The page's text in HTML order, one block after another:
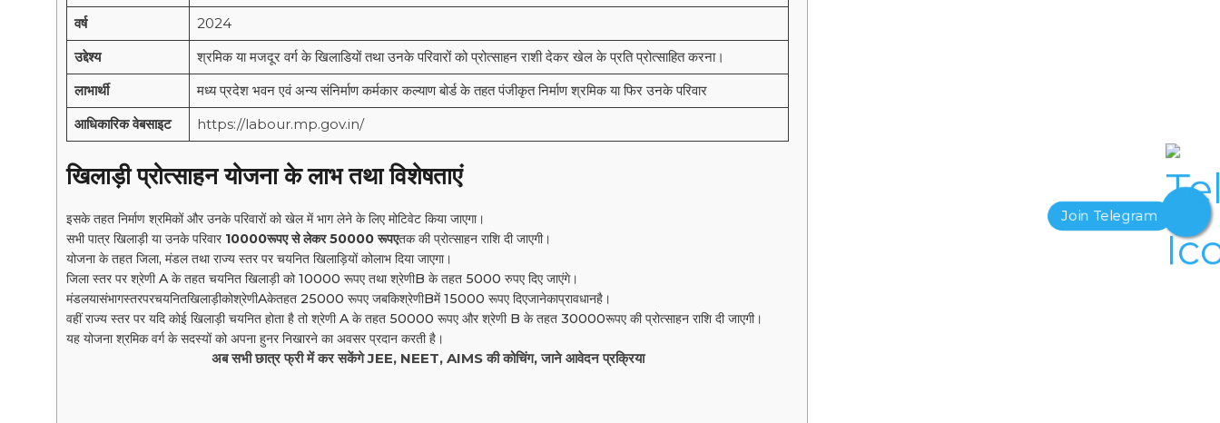
वर्ष
2024
उद्देश्य
श्रमिक या मजदूर वर्ग के खिलाडियों तथा उनके परिवारों को प्रोत्साहन राशी देकर खेल के प्रति प्रोत्साहित करना।
लाभार्थी
मध्य प्रदेश भवन एवं अन्य संनिर्माण कर्मकार कल्याण बोर्ड के तहत पंजीकृत निर्माण श्रमिक या फिर उनके परिवार
आधिकारिक वेबसाइट
https://labour.mp.gov.in/
खिलाड़ी प्रोत्साहन योजना के लाभ तथा विशेषताएं
इसके तहत निर्माण श्रमिकों और उनके परिवारों को खेल में भाग लेने के लिए मोटिवेट किया जाएगा।
सभी पात्र खिलाड़ी या उनके परिवार 10000रूपए से लेकर 50000 रूपएतक की प्रोत्साहन राशि दी जाएगी।
योजना के तहत जिला, मंडल तथा राज्य स्तर पर चयनित खिलाड़ियों कोलाभ दिया जाएगा।
जिला स्तर पर श्रेणी A के तहत चयनित खिलाड़ी को 10000 रूपए तथा श्रेणीB के तहत 5000 रुपए दिए जाएंगे।
मंडलयासंभागस्तरपरचयनितखिलाड़ीकोश्रेणीAकेतहत 25000 रूपए जबकिश्रेणीBमें 15000 रूपए दिएजानेकाप्रावधानहै।
वहीं राज्य स्तर पर यदि कोई खिलाड़ी चयनित होता है तो श्रेणी A के तहत 50000 रूपए और श्रेणी B के तहत 30000रूपए की प्रोत्साहन राशि दी जाएगी।
यह योजना श्रमिक वर्ग के सदस्यों को अपना हुनर निखारने का अवसर प्रदान करती है।
अब सभी छात्र फ्री में कर सकेंगे JEE, NEET, AIMS की कोचिंग, जाने आवेदन प्रक्रिया